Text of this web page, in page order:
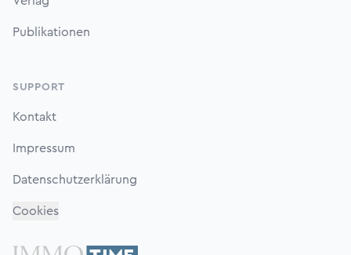
Publikationen
SUPPORT
Kontakt
Impressum
Datenschutzerklärung
Cookies